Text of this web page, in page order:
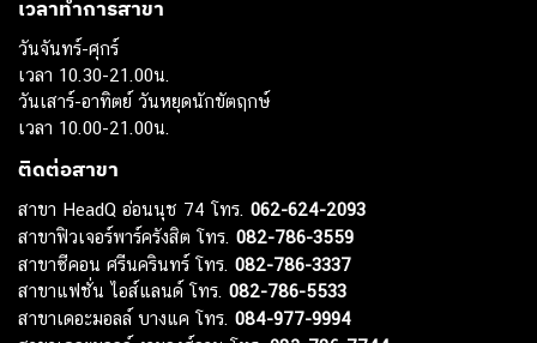
เวลาทำการสาขา
วันจันทร์-ศุกร์
เวลา 10.30-21.00น.
วันเสาร์-อาทิตย์ วันหยุดนักขัตฤกษ์
เวลา 10.00-21.00น.
ติดต่อสาขา
สาขา HeadQ อ่อนนุช 74 โทร. 062-624-2093
สาขาฟิวเจอร์พาร์ครังสิต โทร. 082-786-3559
สาขาซีคอน ศรีนครินทร์ โทร. 082-786-3337
สาขาแฟชั่น ไอส์แลนด์ โทร. 082-786-5533
สาขาเดอะมอลล์ บางแค โทร. 084-977-9994